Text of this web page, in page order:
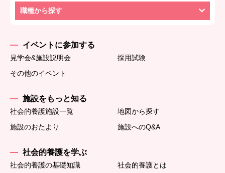
職種から探す
イベントに参加する
見学会&施設説明会
採用試験
その他のイベント
施設をもっと知る
社会的養護施設一覧
地図から探す
施設のおたより
施設へのQ&A
社会的養護を学ぶ
社会的養護の基礎知識
社会的養護とは